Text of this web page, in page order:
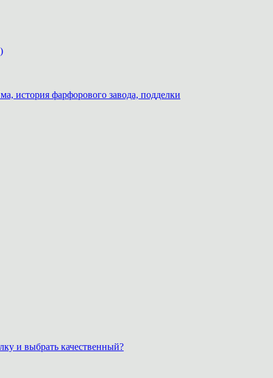
история фарфорового завода, подделки
и выбрать качественный?